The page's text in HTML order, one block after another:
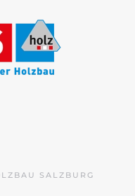
SALZBURG